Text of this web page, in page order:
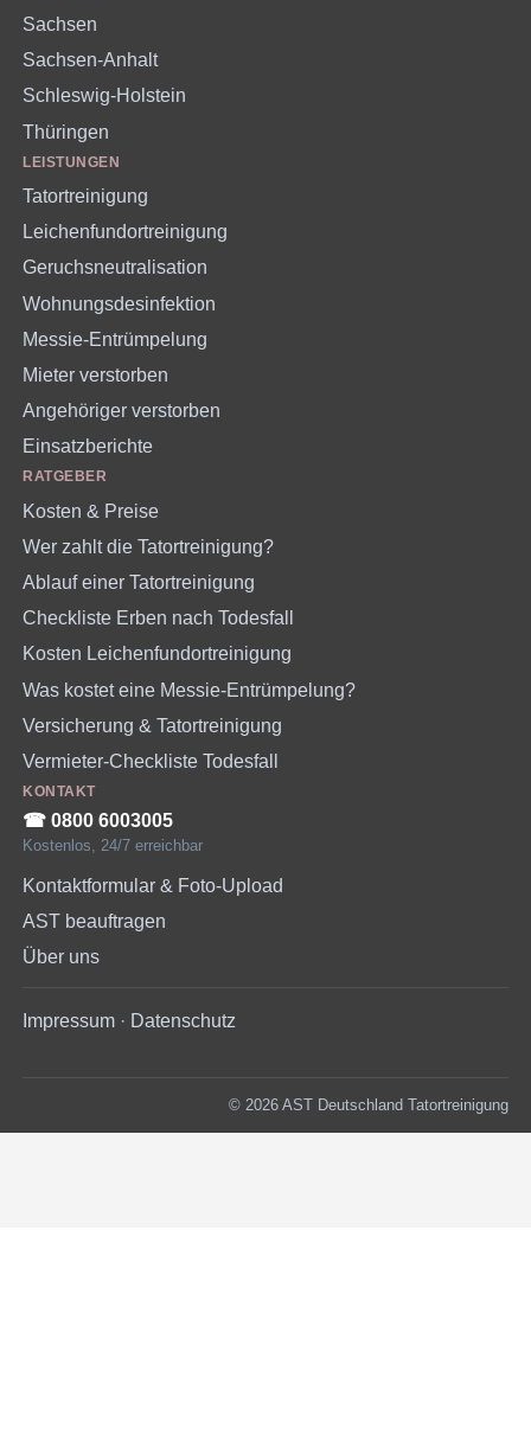
Sachsen
Sachsen-Anhalt
Schleswig-Holstein
Thüringen
LEISTUNGEN
Tatortreinigung
Leichenfundortreinigung
Geruchsneutralisation
Wohnungsdesinfektion
Messie-Entrümpelung
Mieter verstorben
Angehöriger verstorben
Einsatzberichte
RATGEBER
Kosten & Preise
Wer zahlt die Tatortreinigung?
Ablauf einer Tatortreinigung
Checkliste Erben nach Todesfall
Kosten Leichenfundortreinigung
Was kostet eine Messie-Entrümpelung?
Versicherung & Tatortreinigung
Vermieter-Checkliste Todesfall
KONTAKT
☎︎ 0800 6003005
Kostenlos, 24/7 erreichbar
Kontaktformular & Foto-Upload
AST beauftragen
Über uns
Impressum · Datenschutz
© 2026 AST Deutschland Tatortreinigung